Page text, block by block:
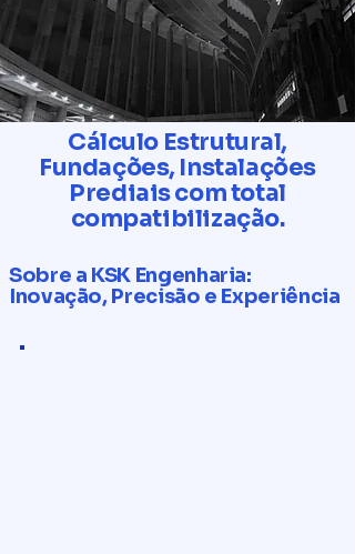
Cálculo Estrutural,
Fundações, Instalações
Prediais com total
compatibilização.
Sobre a KSK Engenharia:
Inovação, Precisão e Experiência